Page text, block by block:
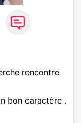
rencontre
bon caractère .